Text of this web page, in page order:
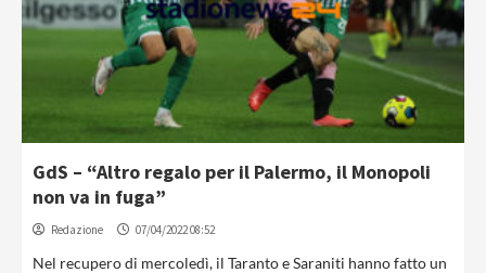
GdS – “Altro regalo per il Palermo, il Monopoli
non va in fuga”
Redazione 07/04/2022 08:52
Nel recupero di mercoledì, il Taranto e Saraniti hanno fatto un